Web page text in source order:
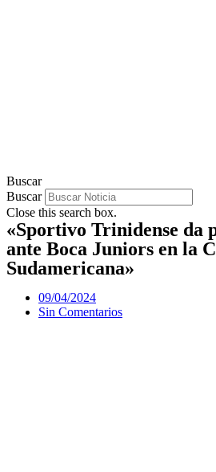
Buscar
Buscar
Close this search box.
«Sportivo Trinidense da
ante Boca Juniors en la
Sudamericana»
09/04/2024
Sin Comentarios